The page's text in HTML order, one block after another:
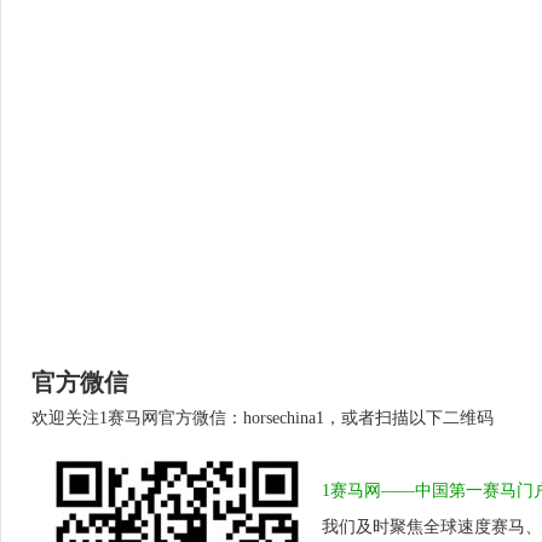
官方微信
欢迎关注1赛马网官方微信：horsechina1，或者扫描以下二维码
1赛马网——中国第一赛马门
我们及时聚焦全球速度赛马